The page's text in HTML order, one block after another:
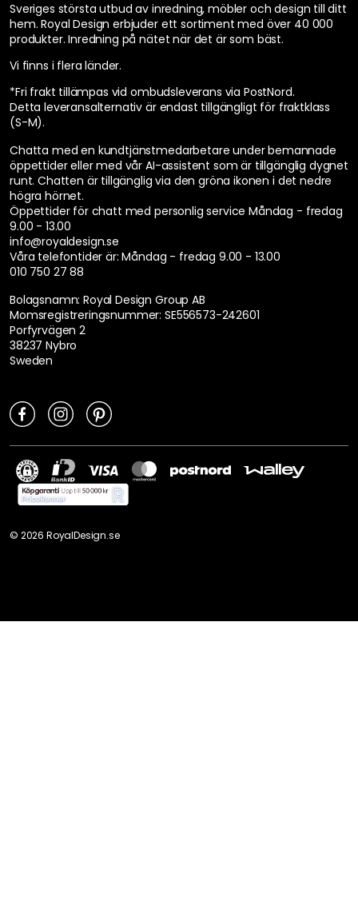
Sveriges största utbud av inredning, möbler och design till ditt
hem. Royal Design erbjuder ett sortiment med över 40 000
produkter. Inredning på nätet när det är som bäst.
Vi finns i flera länder.
*Fri frakt tillämpas vid ombudsleverans via PostNord.
Detta leveransalternativ är endast tillgängligt för fraktklass
(S-M).
Chatta med en kundtjänstmedarbetare under bemannade
öppettider eller med vår AI-assistent som är tillgänglig dygnet
runt. Chatten är tillgänglig via den gröna ikonen i det nedre
högra hörnet.
Öppettider för chatt med personlig service Måndag - fredag
9.00 - 13.00
info@royaldesign.se
Våra telefontider är: Måndag - fredag 9.00 - 13.00
010 750 27 88
Bolagsnamn: Royal Design Group AB
Momsregistreringsnummer: SE556573-242601
Porfyrvägen 2
38237 Nybro
Sweden
© 2026 RoyalDesign.se